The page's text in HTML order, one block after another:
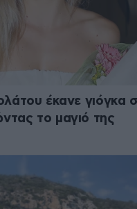
έκανε γιόγκα
το μαγιό της